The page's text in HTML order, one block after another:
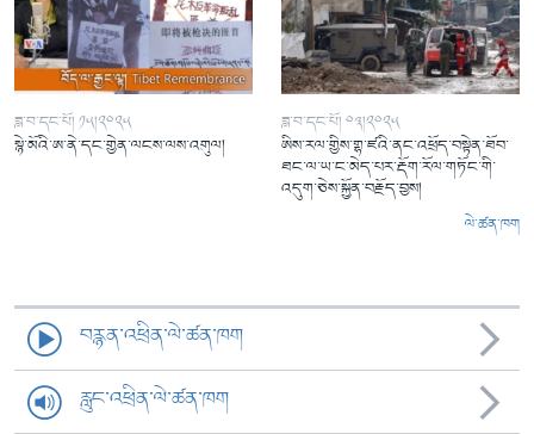
ཟླ་བ་དང་པོ། ༡༥།༢༠༢༥
སྙེ་མོའི་ཨ་ནེ་དང་གྱེན་ལངས་ལས་འགུལ།
ཟླ་བ་དང་པོ། ༠༣།༢༠༢༥
ཨིས་རལ་གྱིས་གྷ་ཛའི་ནང་འཕྲོད་བསྟེན་ཐོབ་
ཐང་ལ་ཡ་ང་མེད་པར་རྡོག་རོལ་གཏོང་གི་
འདུག་ཅེས་སྐྱོན་བརྗོད་བྱས།
ལེ་ཚན་ཁག
བརྙན་འཕྲིན་ལེ་ཚན་ཁག
རླུང་འཕྲིན་ལེ་ཚན་ཁག